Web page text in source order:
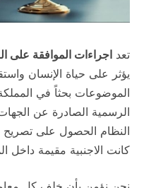
تعد اجراءات الموافقة على
يؤثر على حياة الإنسان
الموضوعات بحثاً في المملكة
الرسمية الصادرة عن
النظام الحصول على تصريح
كانت الاجنبية مقيمة داخل